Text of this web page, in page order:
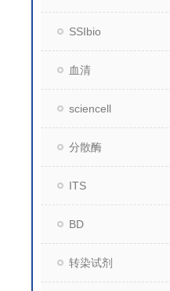
SSIbio
血清
sciencell
分散酶
ITS
BD
转染试剂